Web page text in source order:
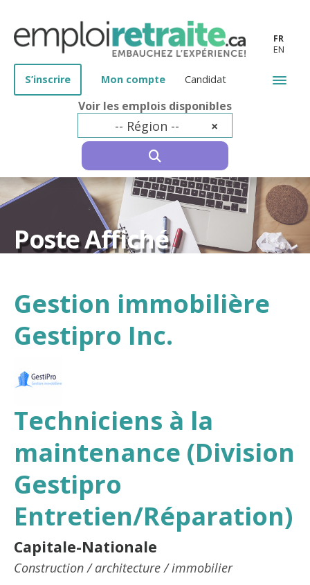
Voir les emplois disponibles
×
-- Région --
FR
EN
S’inscrire Mon compte Candidat
Poste Affiché
Gestion immobilière
Gestipro Inc.
Techniciens à la
maintenance (Division
Gestipro
Entretien/Réparation)
Capitale-Nationale
Construction / architecture / immobilier